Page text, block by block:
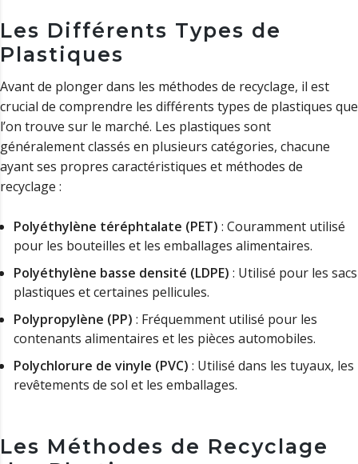
Les Différents Types de
Plastiques
Avant de plonger dans les méthodes de recyclage, il est
crucial de comprendre les différents types de plastiques que
l’on trouve sur le marché. Les plastiques sont
généralement classés en plusieurs catégories, chacune
ayant ses propres caractéristiques et méthodes de
recyclage :
Polyéthylène téréphtalate (PET) : Couramment utilisé
pour les bouteilles et les emballages alimentaires.
Polyéthylène basse densité (LDPE) : Utilisé pour les sacs
plastiques et certaines pellicules.
Polypropylène (PP) : Fréquemment utilisé pour les
contenants alimentaires et les pièces automobiles.
Polychlorure de vinyle (PVC) : Utilisé dans les tuyaux, les
revêtements de sol et les emballages.
Les Méthodes de Recyclage